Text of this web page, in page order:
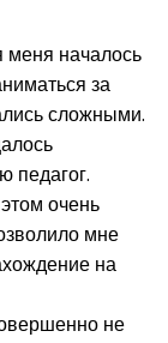
началось
за
сложными.
педагог.
очень
мне
на
не